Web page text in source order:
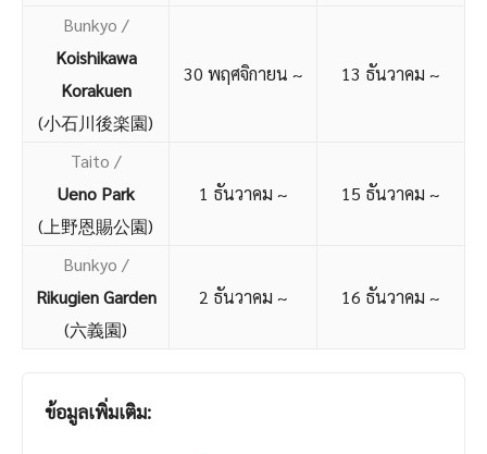
Bunkyo /
Koishikawa
Korakuen
(小石川後楽園)
30 พฤศจิกายน ~ 13 ธันวาคม ~
Taito /
Ueno Park
(上野恩賜公園)
1 ธันวาคม ~ 15 ธันวาคม ~
Bunkyo /
Rikugien Garden
(六義園)
2 ธันวาคม ~ 16 ธันวาคม ~
ข้อมูลเพิ่มเติม: